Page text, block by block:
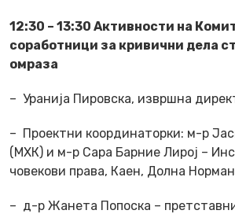
12:30 – 13:30 Активности на
соработници за кривични дела
омраза
– Уранија Пировска, извршна
– Проектни координаторки: м-р
(МХК) и м-р Сара Барние Лирој –
човекови права, Каен, Долна
– д-р Жанета Попоска –